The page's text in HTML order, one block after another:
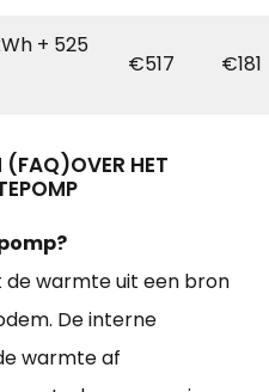
+ 525
€517 €181
(FAQ)OVER HET
warmte uit een bron
De interne
warmte af